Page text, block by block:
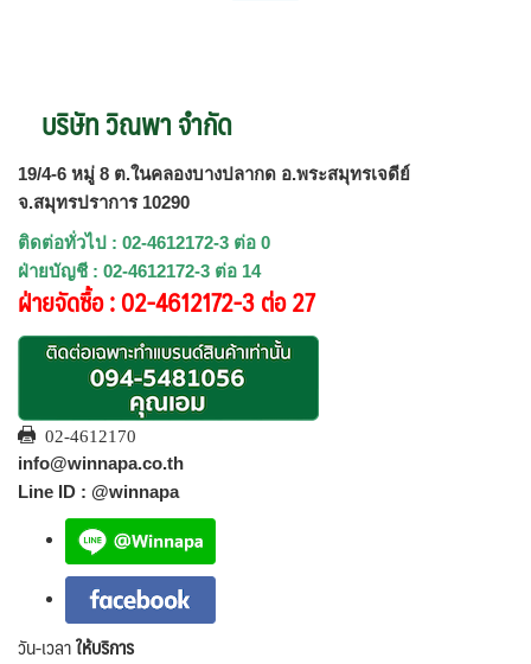
บริษัท วิณพา จำกัด
19/4-6 หมู่ 8 ต.ในคลองบางปลากด อ.พระสมุทรเจดีย์
จ.สมุทรปราการ 10290
ติดต่อทั่วไป : 02-4612172-3 ต่อ 0
ฝ่ายบัญชี : 02-4612172-3 ต่อ 14
ฝ่ายจัดซื้อ : 02-4612172-3 ต่อ 27
02-4612170
info@winnapa.co.th
Line ID : @winnapa
วัน-เวลาให้บริการ